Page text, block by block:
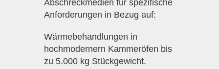
Abschreckmedien für spezifische
Anforderungen in Bezug auf:
Wärmebehandlungen in
hochmodernern Kammeröfen bis
zu 5.000 kg Stückgewicht.